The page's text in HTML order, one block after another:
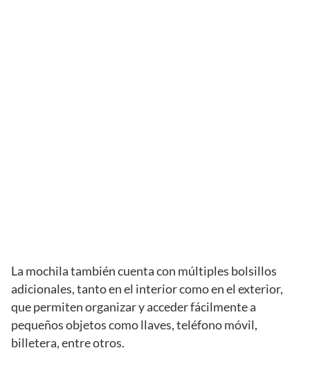
La mochila también cuenta con múltiples bolsillos
adicionales, tanto en el interior como en el exterior,
que permiten organizar y acceder fácilmente a
pequeños objetos como llaves, teléfono móvil,
billetera, entre otros.